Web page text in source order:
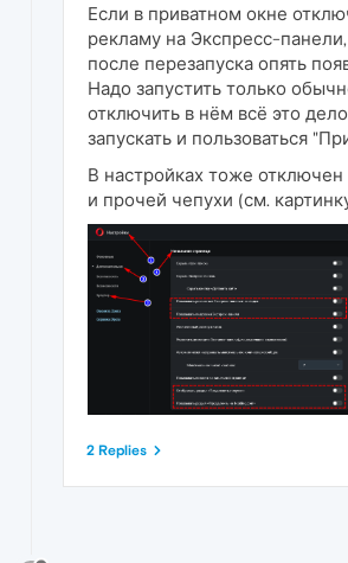
Если в приватном окне
рекламу на Экспресс-
после перезапуска опять
Надо запустить только
отключить в нём всё это
запускать и пользоваться
В настройках тоже
и прочей чепухи (см.
2 Replies